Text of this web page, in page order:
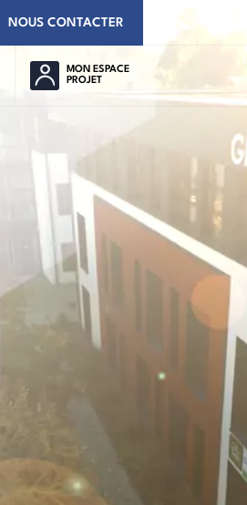
NOUS CONTACTER
MON ESPACE
PROJET